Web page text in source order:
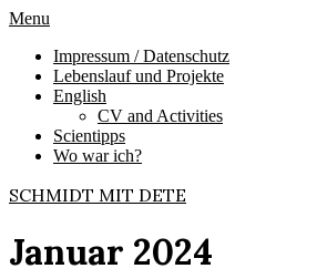
Skip
content
Primary
Menu
Menu
Impressum / Datenschutz
Lebenslauf und Projekte
English
CV and Activities
Scientipps
Wo war ich?
SCHMIDT MIT DETE
Januar 2024